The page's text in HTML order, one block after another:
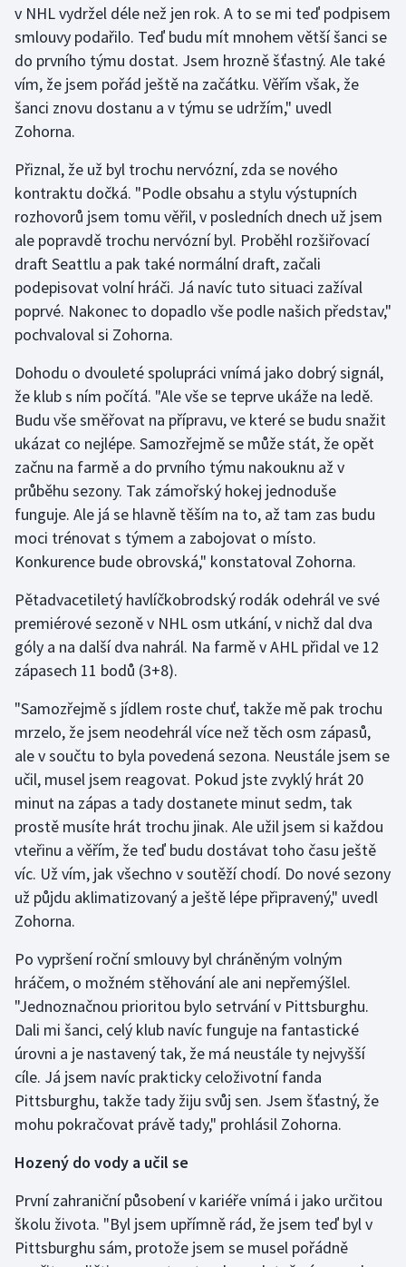
Golf
Gymnastika
Házená
Jezdectví
Judo
Krasobruslení
Lezení
Moderní pětiboj
Motorsport
Olympijské hry
Parasport
Plavání
Plážový volejbal
Ragby
Rychlobruslení
Rychlostní kanoistika
Short track
Sportovní střelba
Stolní tenis
Triatlon
Veslování
Vodní slalom
Volejbal
Ostatní
v NHL vydržel déle než jen rok. A to se mi teď podpisem
smlouvy podařilo. Teď budu mít mnohem větší šanci se
do prvního týmu dostat. Jsem hrozně šťastný. Ale také
vím, že jsem pořád ještě na začátku. Věřím však, že
šanci znovu dostanu a v týmu se udržím," uvedl
Zohorna.
Přiznal, že už byl trochu nervózní, zda se nového
kontraktu dočká. "Podle obsahu a stylu výstupních
rozhovorů jsem tomu věřil, v posledních dnech už jsem
ale popravdě trochu nervózní byl. Proběhl rozšiřovací
draft Seattlu a pak také normální draft, začali
podepisovat volní hráči. Já navíc tuto situaci zažíval
poprvé. Nakonec to dopadlo vše podle našich představ,"
pochvaloval si Zohorna.
Dohodu o dvouleté spolupráci vnímá jako dobrý signál,
že klub s ním počítá. "Ale vše se teprve ukáže na ledě.
Budu vše směřovat na přípravu, ve které se budu snažit
ukázat co nejlépe. Samozřejmě se může stát, že opět
začnu na farmě a do prvního týmu nakouknu až v
průběhu sezony. Tak zámořský hokej jednoduše
funguje. Ale já se hlavně těším na to, až tam zas budu
moci trénovat s týmem a zabojovat o místo.
Konkurence bude obrovská," konstatoval Zohorna.
Pětadvacetiletý havlíčkobrodský rodák odehrál ve své
premiérové sezoně v NHL osm utkání, v nichž dal dva
góly a na další dva nahrál. Na farmě v AHL přidal ve 12
zápasech 11 bodů (3+8).
"Samozřejmě s jídlem roste chuť, takže mě pak trochu
mrzelo, že jsem neodehrál více než těch osm zápasů,
ale v součtu to byla povedená sezona. Neustále jsem se
učil, musel jsem reagovat. Pokud jste zvyklý hrát 20
minut na zápas a tady dostanete minut sedm, tak
prostě musíte hrát trochu jinak. Ale užil jsem si každou
vteřinu a věřím, že teď budu dostávat toho času ještě
víc. Už vím, jak všechno v soutěží chodí. Do nové sezony
už půjdu aklimatizovaný a ještě lépe připravený," uvedl
Zohorna.
Po vypršení roční smlouvy byl chráněným volným
hráčem, o možném stěhování ale ani nepřemýšlel.
"Jednoznačnou prioritou bylo setrvání v Pittsburghu.
Dali mi šanci, celý klub navíc funguje na fantastické
úrovni a je nastavený tak, že má neustále ty nejvyšší
cíle. Já jsem navíc prakticky celoživotní fanda
Pittsburghu, takže tady žiju svůj sen. Jsem šťastný, že
mohu pokračovat právě tady," prohlásil Zohorna.
Hozený do vody a učil se
První zahraniční působení v kariéře vnímá i jako určitou
školu života. "Byl jsem upřímně rád, že jsem teď byl v
Pittsburghu sám, protože jsem se musel pořádně